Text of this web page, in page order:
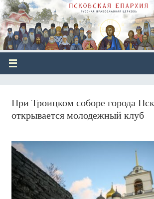
При Троицком соборе города
открывается молодежный клуб